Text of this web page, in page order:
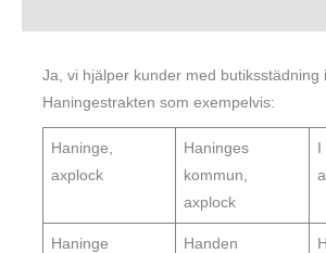
Ja, vi hjälper kunder med butiksstädning
Haningestrakten som exempelvis:
Haninge,
axplock
Haninges
kommun,
axplock
Haninge
Handen